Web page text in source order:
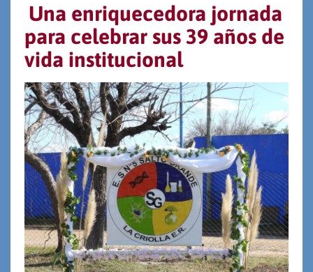
Una enriquecedora jornada
para celebrar sus 39 años de
vida institucional